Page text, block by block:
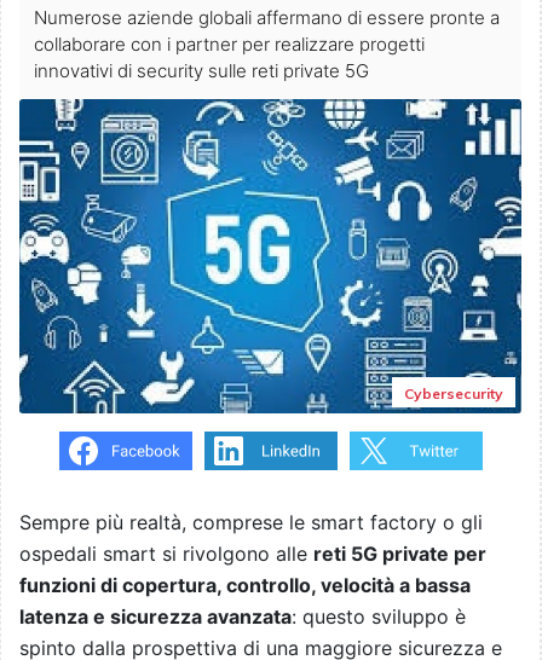
Numerose aziende globali affermano di essere pronte a
collaborare con i partner per realizzare progetti
innovativi di security sulle reti private 5G
Cybersecurity
Sempre più realtà, comprese le smart factory o gli
ospedali smart si rivolgono alle reti 5G private per
funzioni di copertura, controllo, velocità a bassa
latenza e sicurezza avanzata: questo sviluppo è
spinto dalla prospettiva di una maggiore sicurezza e